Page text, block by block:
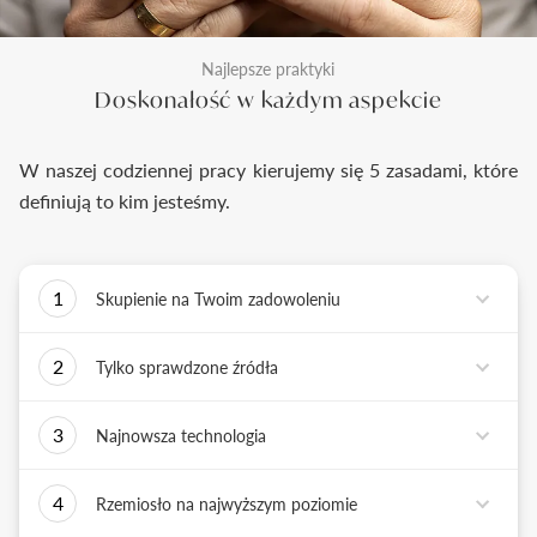
Najlepsze praktyki
Doskonałość w każdym aspekcie
W naszej codziennej pracy kierujemy się 5 zasadami, które
definiują to kim jesteśmy.
1
Skupienie na Twoim zadowoleniu
zadanie - dostarczyć Ci biżuterię i doświadczenie,
2
Tylko sprawdzone źródła
sprawdzonych źródłach pochodzenia i
potwierdzone jest wieloletnią obecnością na rynku.
3
Najnowsza technologia
złotniczego z możliwościami najnowszych
4
Rzemiosło na najwyższym poziomie